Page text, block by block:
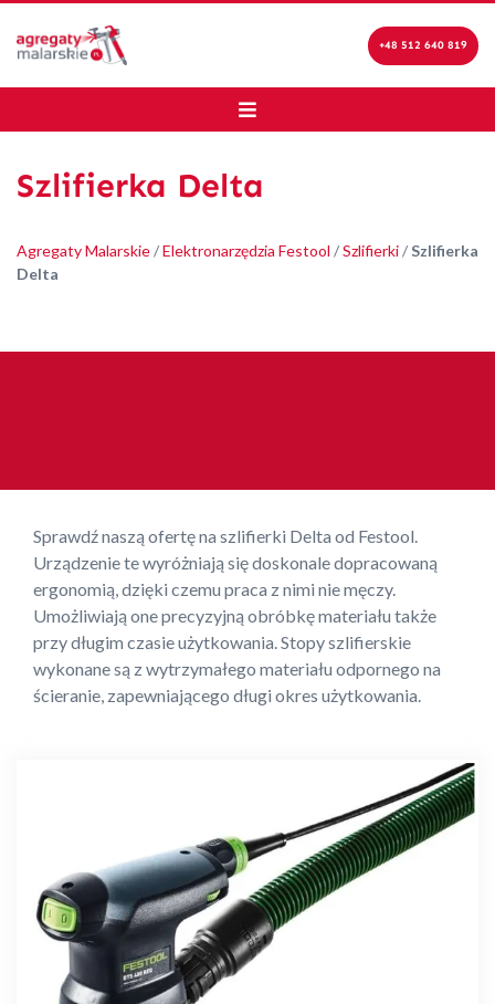
+48 512 640 819
Szlifierka Delta
Agregaty Malarskie/Elektronarzędzia Festool /Szlifierki/Szlifierka
Delta
Sprawdź naszą ofertę na szlifierki Delta od Festool.
Urządzenie te wyróżniają się doskonale dopracowaną
ergonomią, dzięki czemu praca z nimi nie męczy.
Umożliwiają one precyzyjną obróbkę materiału także
przy długim czasie użytkowania. Stopy szlifierskie
wykonane są z wytrzymałego materiału odpornego na
ścieranie, zapewniającego długi okres użytkowania.